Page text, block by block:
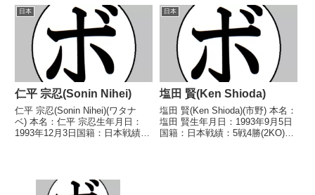
1946/02/23 ○4RKO 文本 三郎
(フリー)1946/03/08 ○3RKO 伊
川 猛夫(...
判定 (採点不明) 小林 久雄(帝
拳)195...
日本
仁平 宗忍(Sonin Nihei)
仁平 宗忍(Sonin Nihei)(ワタナ
ベ) 本名：仁平 宗忍生年月日：
1993年12月3日国籍：日本戦績：
ナメントバンタム級優...
日本
塩田 賢(Ken Shioda)
塩田 賢(Ken Shioda)(市野) 本名：
塩田 賢生年月日：1993年9月5日
国籍：日本戦績：5戦4勝(2KO)1